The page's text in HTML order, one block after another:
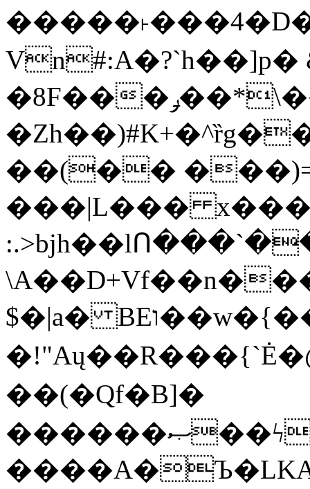
Vn#:A�?`h��]p�
�8F���ݛ��*\��U��S
��(��
���|L���
$�|a� BEו��w�{���;���q�X��d%�������W� hU�(�1�Ū}9�S�F<��i�L3�;�
��(�Qf�B]�
������ޞ��ϟak��r��_39$�8�p���7�2�yIZ�R��x��/